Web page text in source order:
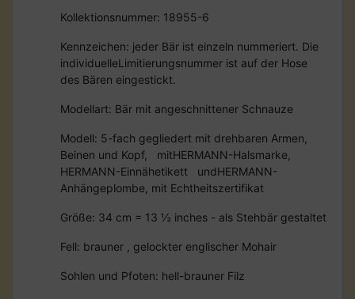
Kollektionsnummer: 18955-6
Kennzeichen: jeder Bär ist einzeln nummeriert. Die
individuelleLimitierungsnummer ist auf der Hose
des Bären eingestickt.
Modellart: Bär mit angeschnittener Schnauze
Modell: 5-fach gegliedert mit drehbaren Armen,
Beinen und Kopf, mitHERMANN-Halsmarke,
HERMANN-Einnähetikett undHERMANN-
Anhängeplombe, mit Echtheitszertifikat
Größe: 34 cm = 13 ½ inches - als Stehbär gestaltet
Fell: brauner , gelockter englischer Mohair
Sohlen und Pfoten: hell-brauner Filz